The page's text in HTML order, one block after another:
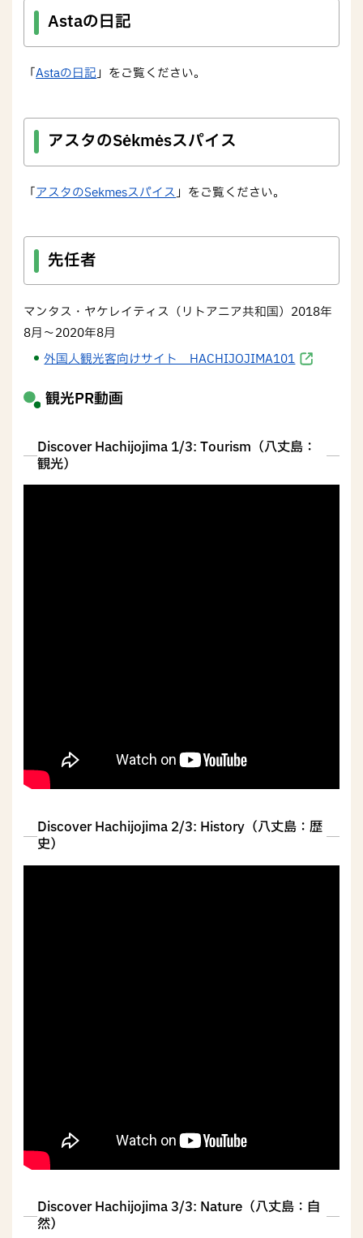
Astaの日記
「Astaの日記」をご覧ください。
アスタのSėkmėsスパイス
「アスタのSekmesスパイス」をご覧ください。
先任者
マンタス・ヤケレイティス（リトアニア共和国）2018年
8月～2020年8月
外国人観光客向けサイト HACHIJOJIMA101
観光PR動画
Discover Hachijojima 1/3: Tourism（八丈島：
観光）
Discover Hachijojima 2/3: History（八丈島：歴
史）
Discover Hachijojima 3/3: Nature（八丈島：自
然）